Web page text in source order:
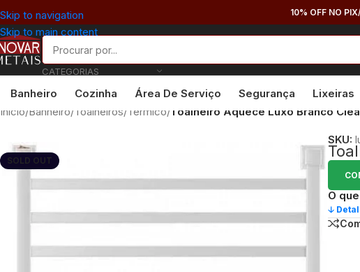
Skip to navigation
Skip to main content
10% OFF NO
CATEGORIAS
Banheiro Cozinha Área De Serviço Segurança Lixeiras
Início/Banheiro/ Toalheiros/ Térmico/ Toalheiro Aquece Luxo Branco
SOLD OUT
SKU:
O
🡣